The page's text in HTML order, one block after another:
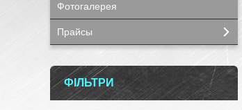
Фотогалерея
Прайсы
ФІЛЬТРИ